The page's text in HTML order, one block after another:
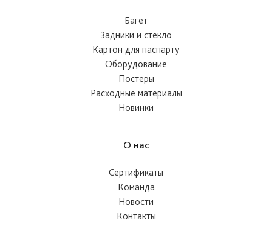
Багет
Задники и стекло
Картон для паспарту
Оборудование
Постеры
Расходные материалы
Новинки
О нас
Сертификаты
Команда
Новости
Контакты